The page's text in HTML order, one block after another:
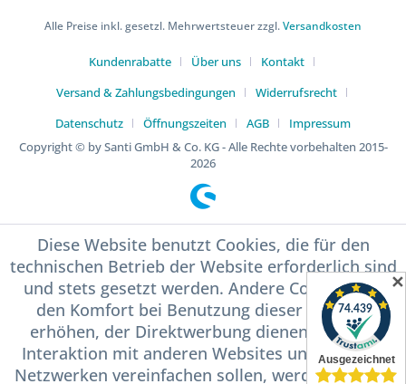
Alle Preise inkl. gesetzl. Mehrwertsteuer zzgl.Versandkosten
Kundenrabatte Über uns
Kontakt
Versand & Zahlungsbedingungen
Widerrufsrecht
Datenschutz
Öffnungszeiten AGB
Impressum
Copyright © by Santi GmbH & Co. KG - Alle Rechte vorbehalten 2015-
2026
Diese Website benutzt Cookies, die für den
technischen Betrieb der Website erforderlich sind
und stets gesetzt werden. Andere Cookies, die
den Komfort bei Benutzung dieser Website
erhöhen, der Direktwerbung dienen oder die
Interaktion mit anderen Websites und sozialen
Netzwerken vereinfachen sollen, werden nur mit
✕